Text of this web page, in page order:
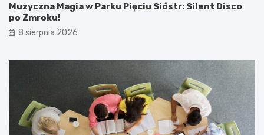
Muzyczna Magia w Parku Pięciu Sióstr: Silent Disco
po Zmroku!
8 sierpnia 2026